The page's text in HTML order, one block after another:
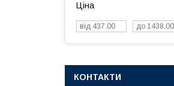
Ціна
КОНТАКТИ